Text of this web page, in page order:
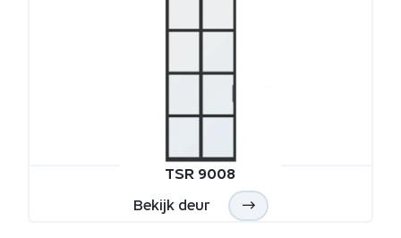
TSR 9008
Bekijk deur